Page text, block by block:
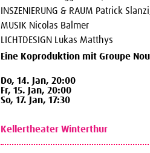
INSZENIERUNG & RAUM Patrick
MUSIK Nicolas Balmer
LICHTDESIGN Lukas Matthys
Eine Koproduktion mit Groupe
Do, 14. Jan, 20:00
Fr, 15. Jan, 20:00
So, 17. Jan, 17:30
Kellertheater Winterthur